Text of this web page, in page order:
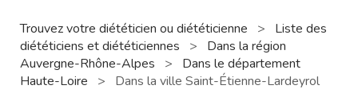
Trouvez votre diététicien ou diététicienne >
Liste des
diététiciens et diététiciennes
>
Dans la région
Auvergne-Rhône-Alpes
>
Dans le département
Haute-Loire
>
Dans la ville Saint-Étienne-Lardeyrol